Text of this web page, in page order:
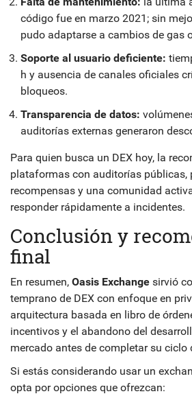
código fue en marzo 2021; sin
pudo adaptarse a cambios de gas
Soporte al usuario deficiente:
h y ausencia de canales oficiales
bloqueos.
Transparencia de datos:
auditorías externas generaron
Para quien busca un DEX hoy, la
plataformas con auditorías públicas,
recompensas y una comunidad
responder rápidamente a incidentes.
Conclusión y
final
En resumen, Oasis Exchange sirvió
temprano de DEX con enfoque en
arquitectura basada en libro de
incentivos y el abandono del
mercado antes de completar su ciclo
Si estás considerando usar un
opta por opciones que ofrezcan: